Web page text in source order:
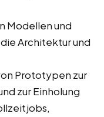
Modellen und
Architektur und
Prototypen zur
zur Einholung